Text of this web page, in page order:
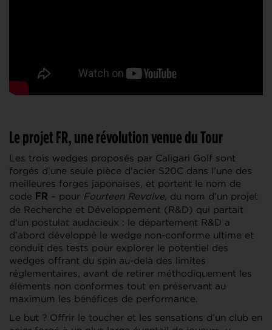
Le projet FR, une révolution venue du Tour
Les trois wedges proposés par Caligari Golf sont
forgés d’une seule pièce d’acier S20C dans l’une des
meilleures forges japonaises, et portent le nom de
code FR – pour Fourteen Revolve, du nom d’un projet
de Recherche et Développement (R&D) qui partait
d’un postulat audacieux : le département R&D a
d’abord développé le wedge non-conforme ultime et
conduit des tests pour explorer le potentiel des
wedges offrant du spin au-delà des limites
réglementaires, avant de retirer méthodiquement les
éléments non conformes tout en préservant au
maximum les bénéfices de performance.
Le but ? Offrir le toucher et les sensations d’un club en